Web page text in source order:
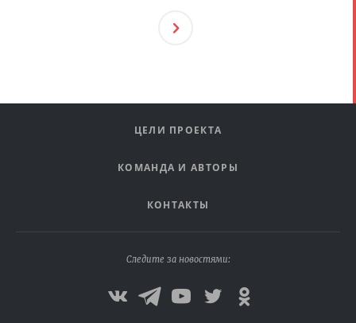
Ующ
ЦЕЛИ ПРОЕКТА
КОМАНДА И АВТОРЫ
КОНТАКТЫ
Следите за новостями: